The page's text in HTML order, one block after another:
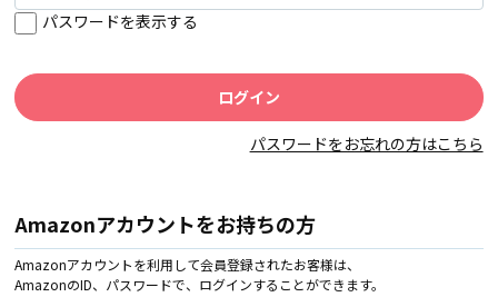
パスワードを表示する
パスワードをお忘れの方はこちら
Amazonアカウントをお持ちの方
Amazonアカウントを利用して会員登録されたお客様は、
AmazonのID、パスワードで、ログインすることができます。